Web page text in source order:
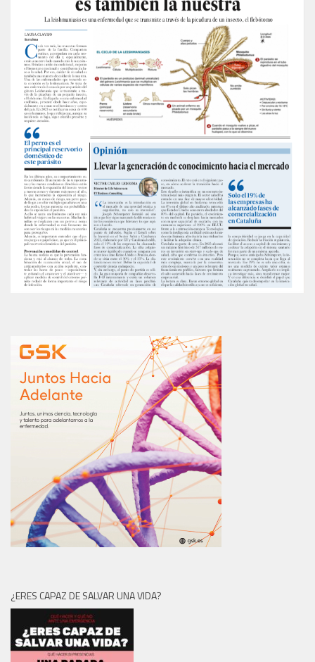
¿ERES CAPAZ DE SALVAR UNA VIDA?